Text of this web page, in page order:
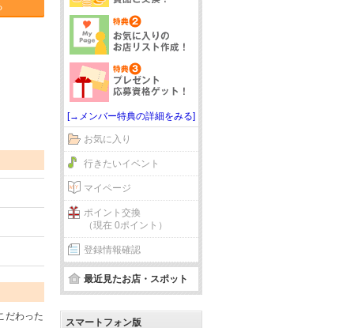
だわった
[→メンバー特典の詳細をみる]
お気に入り
行きたいイベント
マイページ
ポイント交換
（現在 0ポイント）
登録情報確認
最近見たお店・スポット
スマートフォン版